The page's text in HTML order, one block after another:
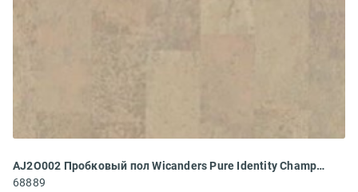
AJ2O002 Пробковый пол Wicanders Pure Identity Champagne
68889